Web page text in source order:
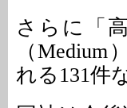
さらに「
（
れる131件